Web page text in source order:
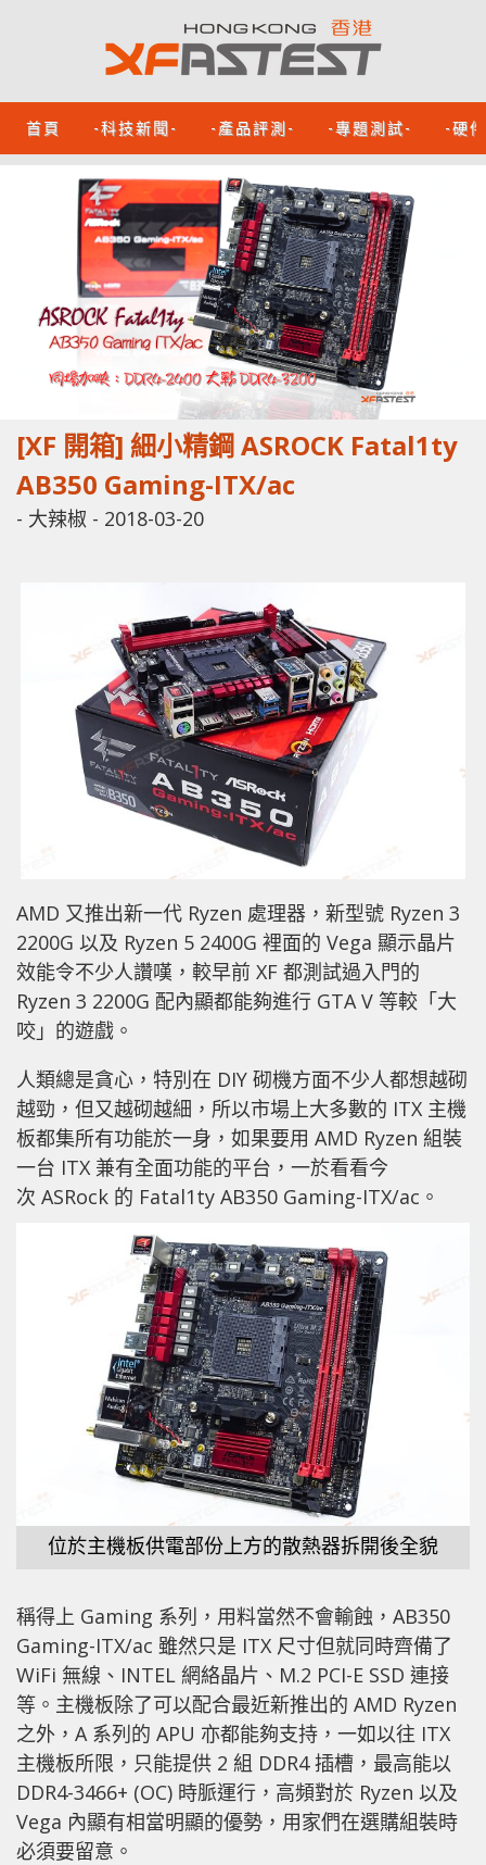
首頁 -科技新聞- -產品評測- -專題測試- -硬
[XF 開箱] 細小精鋼 ASROCK Fatal1ty
AB350 Gaming-ITX/ac
- 大辣椒 - 2018-03-20
AMD 又推出新一代 Ryzen 處理器，新型號 Ryzen 3
2200G 以及 Ryzen 5 2400G 裡面的 Vega 顯示晶片
效能令不少人讚嘆，較早前 XF 都測試過入門的
Ryzen 3 2200G 配內顯都能夠進行 GTA V 等較「大
咬」的遊戲。
人類總是貪心，特別在 DIY 砌機方面不少人都想越砌
越勁，但又越砌越細，所以市場上大多數的 ITX 主機
板都集所有功能於一身，如果要用 AMD Ryzen 組裝
一台 ITX 兼有全面功能的平台，一於看看今
次 ASRock 的 Fatal1ty AB350 Gaming-ITX/ac。
位於主機板供電部份上方的散熱器拆開後全貌
稱得上 Gaming 系列，用料當然不會輸蝕，AB350
Gaming-ITX/ac 雖然只是 ITX 尺寸但就同時齊備了
WiFi 無線、INTEL 網絡晶片、M.2 PCI-E SSD 連接
等。主機板除了可以配合最近新推出的 AMD Ryzen
之外，A 系列的 APU 亦都能夠支持，一如以往 ITX
主機板所限，只能提供 2 組 DDR4 插槽，最高能以
DDR4-3466+ (OC) 時脈運行，高頻對於 Ryzen 以及
Vega 內顯有相當明顯的優勢，用家們在選購組裝時
必須要留意。